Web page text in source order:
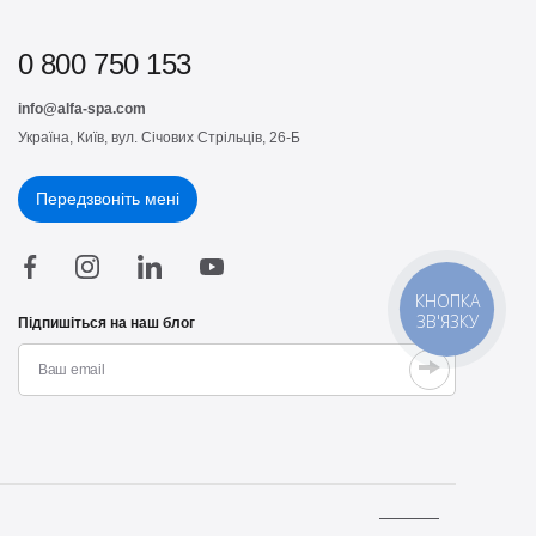
0 800 750 153
info@alfa-spa.com
Україна, Київ, вул. Січових Стрільців, 26-Б
Передзвоніть мені
Підпишіться на наш блог
КНОПКА
ЗВ'ЯЗКУ